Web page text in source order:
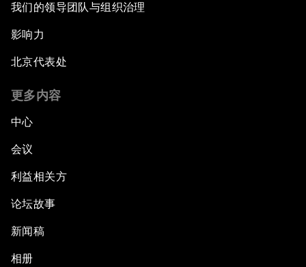
我们的领导团队与组织治理
影响力
北京代表处
更多内容
中心
会议
利益相关方
论坛故事
新闻稿
相册